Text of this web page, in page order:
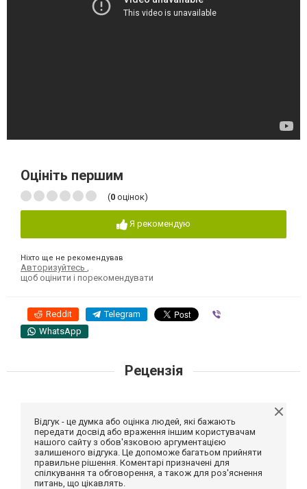
Оцініть першим
(0 оцінок)
Я рекомендую
Ніхто ще не рекомендував
Авторизуйтесь
щоб оцінити і порекомендувати
Reddit Telegram
WhatsApp
Рецензія
Відгук - це думка або оцінка людей, які бажають
передати досвід або враження іншим користувачам
нашого сайту з обов'язковою аргументацією
залишеного відгука. Це допоможе багатьом прийняти
правильне рішення. Коментарі призначені для
спілкування та обговорення, а також для роз'яснення
питань, що цікавлять.